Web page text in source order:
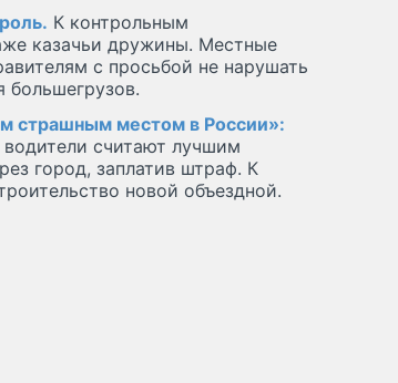
К контрольным
казачьи дружины. Местные
с просьбой не нарушать
большегрузов.
страшным местом в России»:
водители считают лучшим
город, заплатив штраф. К
новой объездной.